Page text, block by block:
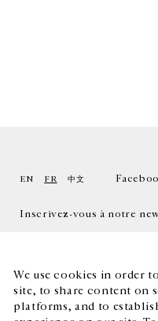
We use cookies in order
site, to share content on
platforms, and to
EN FR 中文
Inscrivez-vous à notre